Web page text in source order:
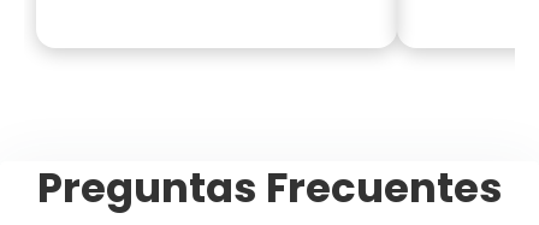
Preguntas Frecuentes